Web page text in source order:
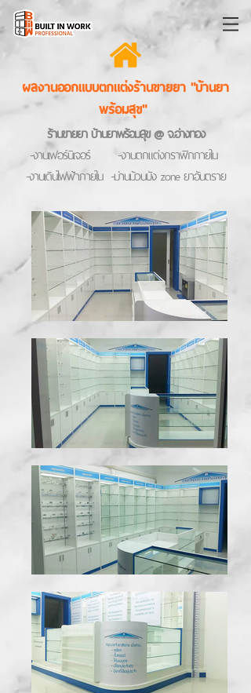
ผลงานออกแบบตกแต่งร้านขายยา "บ้านยา
พร้อมสุข"
ร้านขายยา บ้านยาพร้อมสุข @ จ.อ่างทอง
-งานเฟอร์นิเจอร์ -งานตกแต่งกราฟิกภายใน
-งานเดินไฟฟ้าภายใน -ม่านม้วนบัง zone ยาอันตราย